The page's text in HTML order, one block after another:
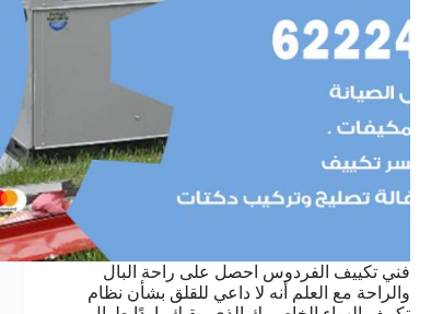
فني تكييف الفردوس احصل على راحة البال
والراحة مع العلم أنه لا داعي للقلق بشأن نظام